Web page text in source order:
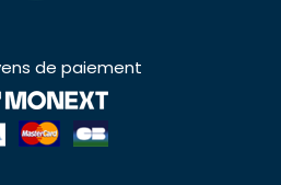
de paiement